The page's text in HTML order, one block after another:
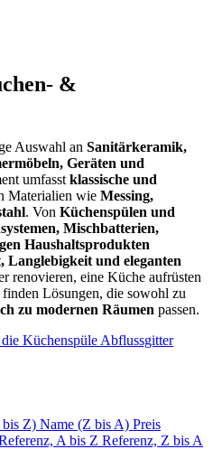
&
Auswahl an Sanitärkeramik,
Geräten und
umfasst klassische und
Materialien wie Messing,
. Von Küchenspülen und
Mischbatterien,
Haushaltsprodukten
Langlebigkeit und eleganten
renovieren, eine Küche aufrüsten
Lösungen, die sowohl zu
zu modernen Räumen passen.
Küchenspüle Abflussgitter
Z) Name (Z bis A) Preis
A bis Z Referenz, Z bis A